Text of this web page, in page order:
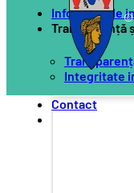
Informații de
Transparență
Integritate
Contact
©